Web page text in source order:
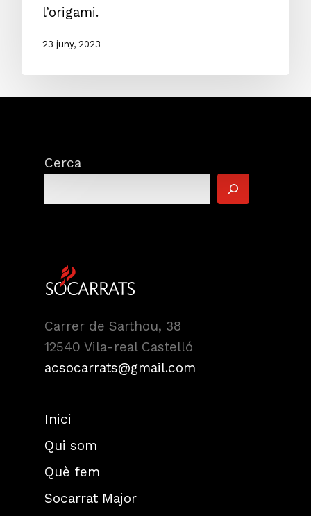
l’origami.
23 juny, 2023
Cerca
Carrer de Sarthou, 38
12540 Vila-real Castelló
acsocarrats@gmail.com
Inici
Qui som
Què fem
Socarrat Major